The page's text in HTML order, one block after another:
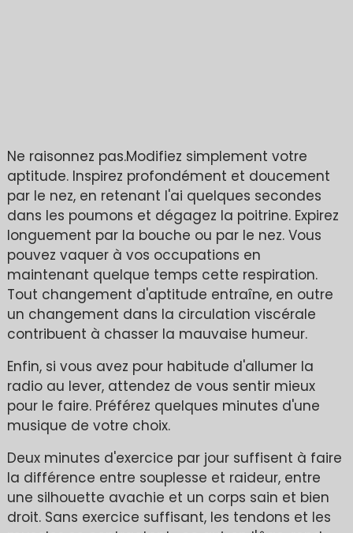
Ne raisonnez pas.Modifiez simplement votre
aptitude. Inspirez profondément et doucement
par le nez, en retenant l'ai quelques secondes
dans les poumons et dégagez la poitrine. Expirez
longuement par la bouche ou par le nez. Vous
pouvez vaquer à vos occupations en
maintenant quelque temps cette respiration.
Tout changement d'aptitude entraîne, en outre
un changement dans la circulation viscérale
contribuent à chasser la mauvaise humeur.
Enfin, si vous avez pour habitude d'allumer la
radio au lever, attendez de vous sentir mieux
pour le faire. Préférez quelques minutes d'une
musique de votre choix.
Deux minutes d'exercice par jour suffisent à faire
la différence entre souplesse et raideur, entre
une silhouette avachie et un corps sain et bien
droit. Sans exercice suffisant, les tendons et les